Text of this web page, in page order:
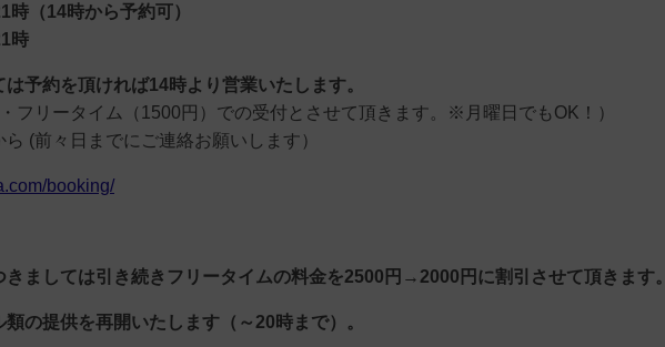
（14時から予約可）
時
予約を頂ければ14時より営業いたします。
・フリータイム（1500円）での受付とさせて頂きます。※月曜日でもOK！）
(前々日までにご連絡お願いします）
booking/
きましては引き続きフリータイムの料金を2500円→2000円に割引させて頂きます。
類の提供を再開いたします（～20時まで）。